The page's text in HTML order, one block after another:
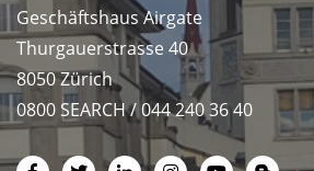
Geschäftshaus Airgate
Thurgauerstrasse 40
8050 Zürich
0800 SEARCH / 044 240 36 40